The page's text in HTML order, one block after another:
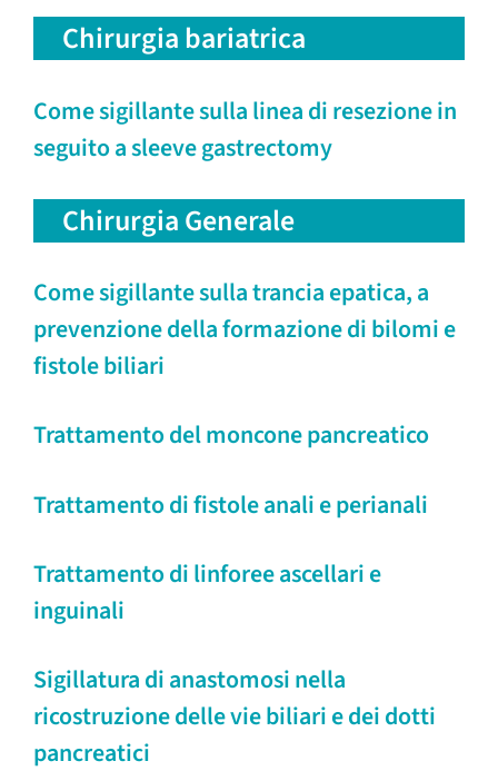
Chirurgia bariatrica
Come sigillante sulla linea di resezione in
seguito a sleeve gastrectomy
Chirurgia Generale
Come sigillante sulla trancia epatica, a
prevenzione della formazione di bilomi e
fistole biliari
Trattamento del moncone pancreatico
Trattamento di fistole anali e perianali
Trattamento di linforee ascellari e
inguinali
Sigillatura di anastomosi nella
ricostruzione delle vie biliari e dei dotti
pancreatici